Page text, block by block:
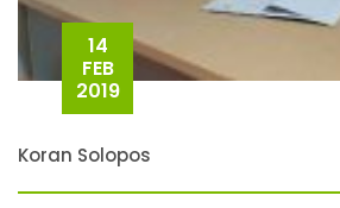
14
FEB
2019
Koran Solopos